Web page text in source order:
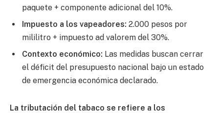
paquete + componente adicional del 10%.
Impuesto a los vapeadores: 2.000 pesos por
mililitro + impuesto ad valorem del 30%.
Contexto económico: Las medidas buscan cerrar
el déficit del presupuesto nacional bajo un estado
de emergencia económica declarado.
La tributación del tabaco se refiere a los